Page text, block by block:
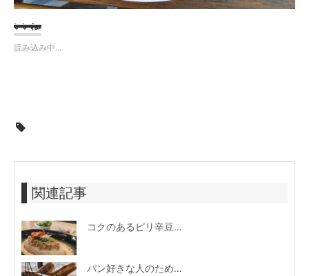
いいね:
読み込み中...
関連記事
コクのあるピリ辛豆乳スープとご飯の相性が抜群♪夏季限定「冷製坦々」
パン好きな人のために♪コテカフェのBreadランチ